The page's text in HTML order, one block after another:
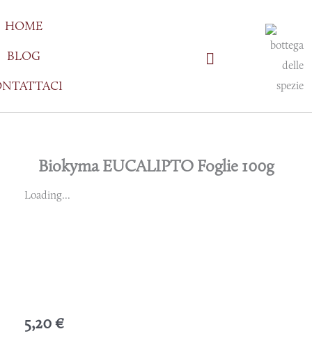
al
contenuto
HOME
BLOG
Biokyma EUCALIPTO Foglie 100g
Loading...
5,20€